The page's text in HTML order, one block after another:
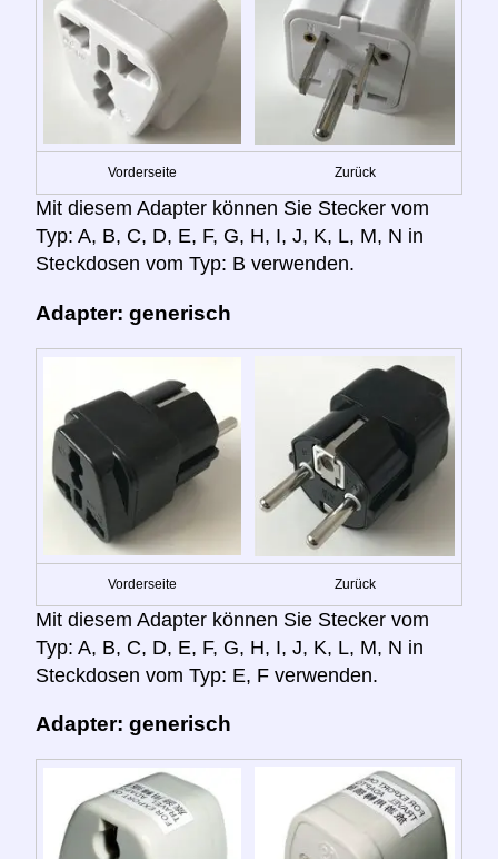
Vorderseite Zurück
Mit diesem Adapter können Sie Stecker vom
Typ: A, B, C, D, E, F, G, H, I, J, K, L, M, N in
Steckdosen vom Typ: B verwenden.
Adapter: generisch
Vorderseite Zurück
Mit diesem Adapter können Sie Stecker vom
Typ: A, B, C, D, E, F, G, H, I, J, K, L, M, N in
Steckdosen vom Typ: E, F verwenden.
Adapter: generisch